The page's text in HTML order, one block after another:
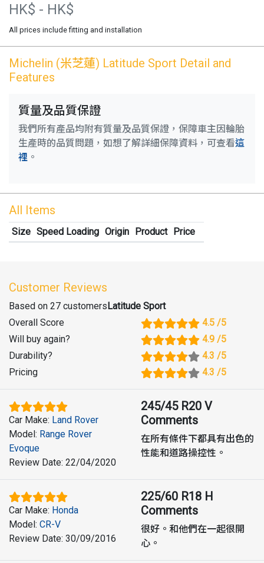
HK$ - HK$
All prices include fitting and installation
Michelin (米芝蓮) Latitude Sport Detail and
Features
質量及品質保證
我們所有產品均附有質量及品質保證，保障車主因輪胎
生產時的品質問題，如想了解詳細保障資料，可查看這
裡 。
All Items
Size Speed Loading Origin Product Price
Customer Reviews
Based on 27 customersLatitude Sport
Overall Score
4.5 /5
Will buy again? 4.9 /5
Durability? 4.3 /5
Pricing
4.3 /5
Car Make: Land Rover
Model: Range Rover
Evoque
Review Date: 22/04/2020
245/45 R20 V
Comments
在所有條件下都具有出色的
性能和道路操控性。
Car Make: Honda
Model: CR-V
Review Date: 30/09/2016
225/60 R18 H
Comments
很好。和他們在一起很開
心。